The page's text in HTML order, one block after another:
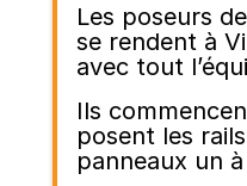
Les poseurs
se rendent à
avec tout
Ils
posent les
panneaux un